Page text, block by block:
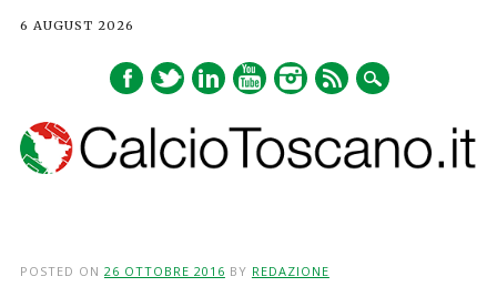
6 AUGUST 2026
POSTED ON 26 OTTOBRE 2016 BY REDAZIONE